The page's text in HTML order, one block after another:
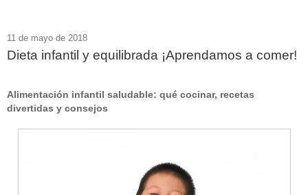
11 de mayo de 2018
Dieta infantil y equilibrada ¡Aprendamos a comer!
Alimentación infantil saludable: qué cocinar, recetas
divertidas y consejos